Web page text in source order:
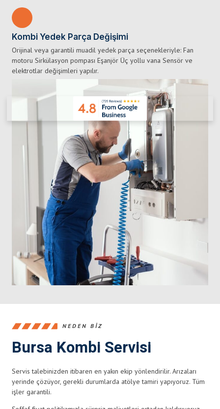
Kombi Yedek Parça Değişimi
Orijinal veya garantili muadil yedek parça seçenekleriyle: Fan
motoru Sirkülasyon pompası Eşanjör Üç yollu vana Sensör ve
elektrotlar değişimleri yapılır.
NEDEN BIZ
Bursa Kombi Servisi
Servis talebinizden itibaren en yakın ekip yönlendirilir. Arızaları
yerinde çözüyor, gerekli durumlarda atölye tamiri yapıyoruz. Tüm
işler garantili.